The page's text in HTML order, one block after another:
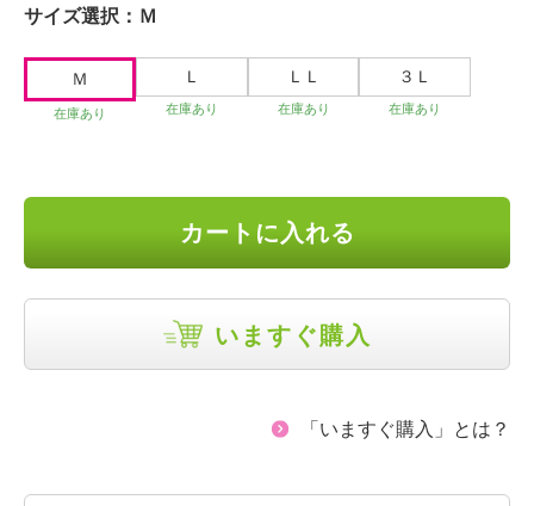
サイズ選択： Ｍ
Ｍ
在庫あり
Ｌ
在庫あり
ＬＬ
在庫あり
３Ｌ
在庫あり
カートに入れる
いますぐ購入
「いますぐ購入」とは？